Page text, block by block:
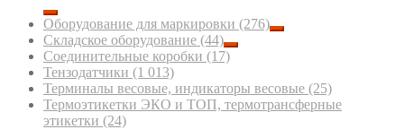
Оборудование для маркировки (276)
Складское оборудование (44)
Соединительные коробки (17)
Тензодатчики (1 013)
Терминалы весовые, индикаторы весовые (25)
Термоэтикетки ЭКО и ТОП, термотрансферные
этикетки (24)